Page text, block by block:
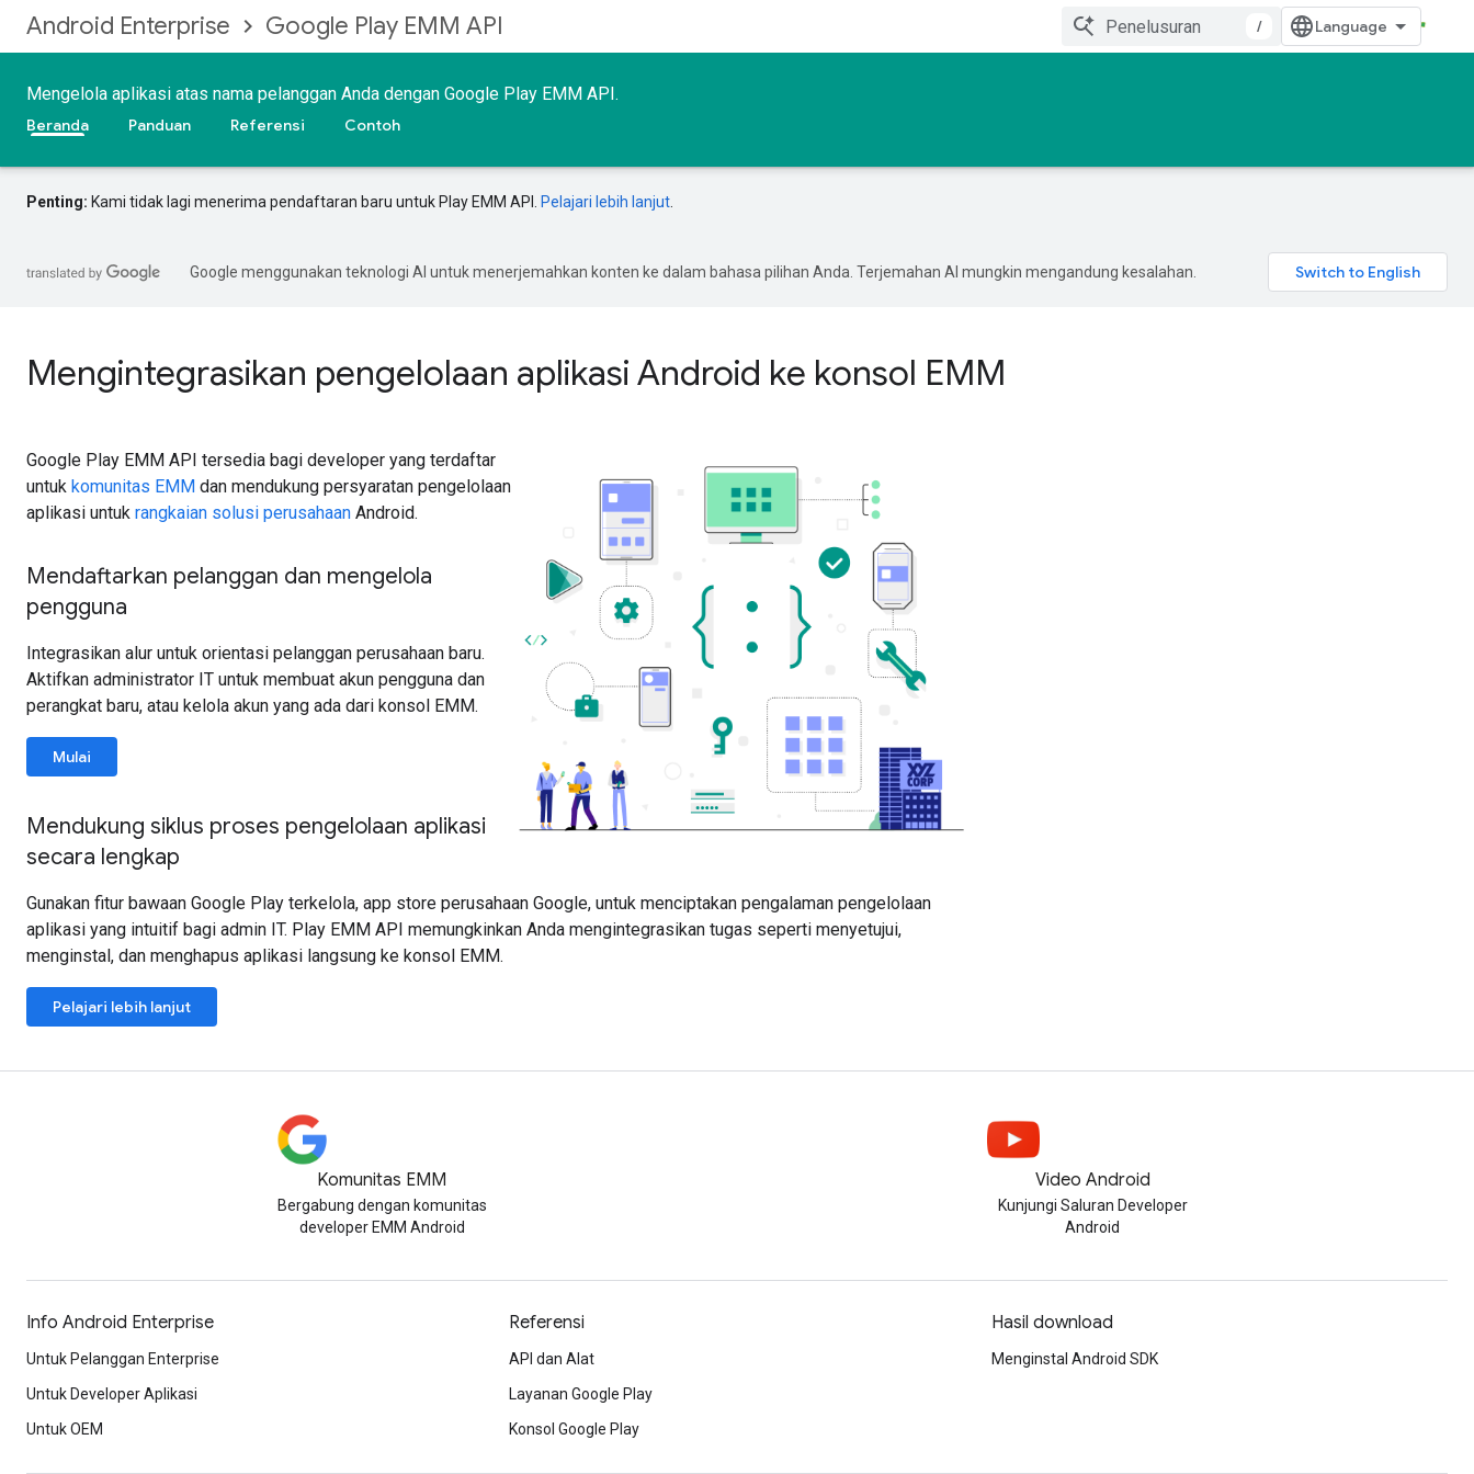
Android Enterprise Google Play EMM API /
Mengelola aplikasi atas nama pelanggan Anda dengan Google Play EMM API.
Beranda Panduan Referensi Contoh
Penting: Kami tidak lagi menerima pendaftaran baru untuk Play EMM API. Pelajari lebih lanjut
Google menggunakan teknologi AI untuk menerjemahkan konten ke dalam bahasa pilihan Anda. Terjemahan AI mungkin mengandung kesalahan.
Mengintegrasikan pengelolaan aplikasi Android ke konsol EMM
Google Play EMM API tersedia bagi developer yang terdaftar
untuk komunitas EMM dan mendukung persyaratan pengelolaan
aplikasi untuk rangkaian solusi perusahaan Android.
Mendaftarkan pelanggan dan mengelola
pengguna
Integrasikan alur untuk orientasi pelanggan perusahaan baru.
Aktifkan administrator IT untuk membuat akun pengguna dan
perangkat baru, atau kelola akun yang ada dari konsol EMM.
Mulai
Mendukung siklus proses pengelolaan aplikasi
secara lengkap
Gunakan fitur bawaan Google Play terkelola, app store perusahaan Google, untuk menciptakan pengalaman pengelolaan
aplikasi yang intuitif bagi admin IT. Play EMM API memungkinkan Anda mengintegrasikan tugas seperti menyetujui,
menginstal, dan menghapus aplikasi langsung ke konsol EMM.
Pelajari lebih lanjut
Komunitas EMM
Bergabung dengan komunitas
developer EMM Android
Video Android
Kunjungi Saluran Developer
Android
Info Android Enterprise
Untuk Pelanggan Enterprise
Untuk Developer Aplikasi
Untuk OEM
Referensi
API dan Alat
Layanan Google Play
Konsol Google Play
Hasil download
Menginstal Android SDK